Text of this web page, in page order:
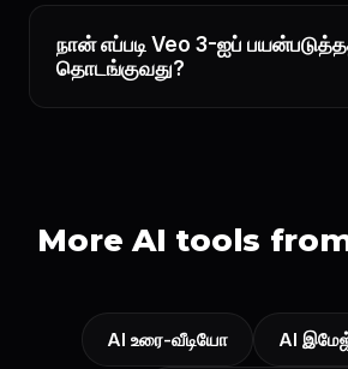
நான் எப்படி Veo 3-ஐப்
தொடங்குவது?
More AI tools
AI உரை-வீடியோ AI